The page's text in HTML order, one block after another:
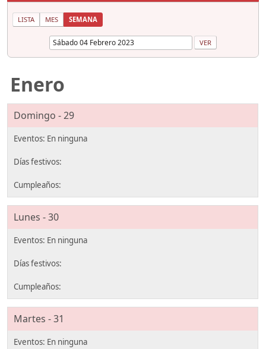
LISTA MES SEMANA
Enero
Domingo - 29
Lunes - 30
Martes - 31